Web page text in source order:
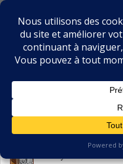
LE BLOG DU
LE LIVRE DU JOUR